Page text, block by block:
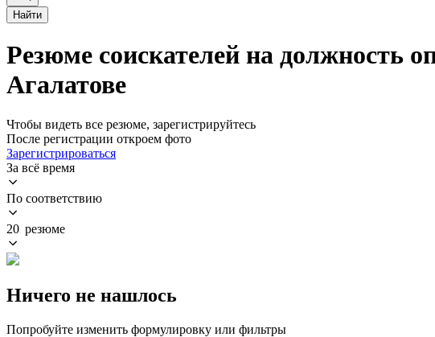
Найти
Резюме соискателей на должность
Агалатове
Чтобы видеть все резюме, зарегистрируйтесь
После регистрации откроем фото
Зарегистрироваться
За всё время
По соответствию
20 резюме
Ничего не нашлось
Попробуйте изменить формулировку или фильтры